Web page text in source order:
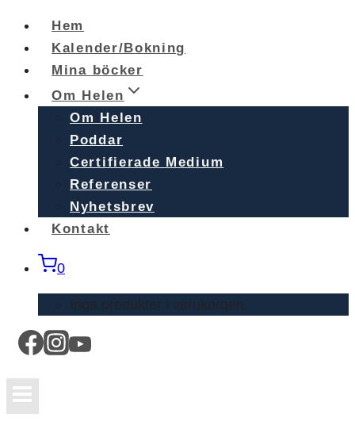
Skip
content
Hem
Kalender/Bokning
Mina böcker
Om Helen
Om Helen
Poddar
Certifierade Medium
Referenser
Nyhetsbrev
Kontakt
0
Inga produkter i varukorgen.